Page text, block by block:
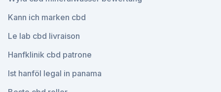
Kann ich marken cbd
Le lab cbd livraison
Hanfklinik cbd patrone
Ist hanföl legal in panama